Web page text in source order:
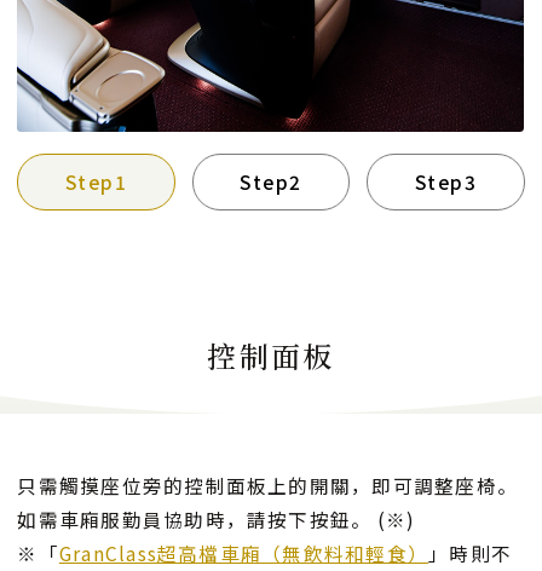
Step1 Step2 Step3
控制面板
只需觸摸座位旁的控制面板上的開關，即可調整座椅。
如需車廂服勤員協助時，請按下按鈕。 (※)
※「GranClass超高檔車廂（無飲料和輕食）
」時則不